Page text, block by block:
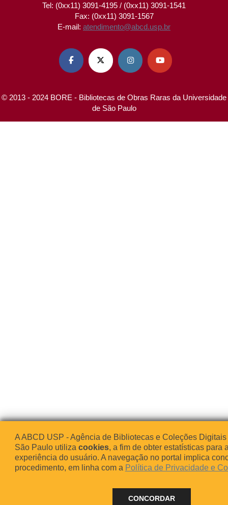
Tel: (0xx11) 3091-4195 / (0xx11) 3091-1541
Fax: (0xx11) 3091-1567
E-mail: atendimento@abcd.usp.br
   
© 2013 - 2024 BORE - Bibliotecas de Obras Raras da Universidade
de São Paulo
A ABCD USP - Agência de Bibliotecas e Coleções
São Paulo utiliza cookies, a fim de obter estatísticas para
experiência do usuário. A navegação no portal implica
procedimento, em linha com a Política de Privacidade e
CONCORDAR